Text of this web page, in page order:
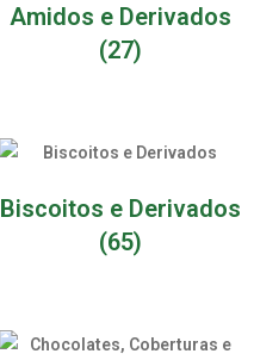
Amidos e Derivados
(27)
Biscoitos e Derivados
(65)